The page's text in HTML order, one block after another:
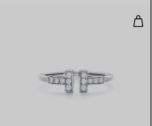
Ring mit Diamanten in